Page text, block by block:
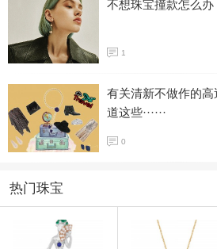
不想珠宝撞款怎么
1
有关清新不做作的
道这些······
0
热门珠宝